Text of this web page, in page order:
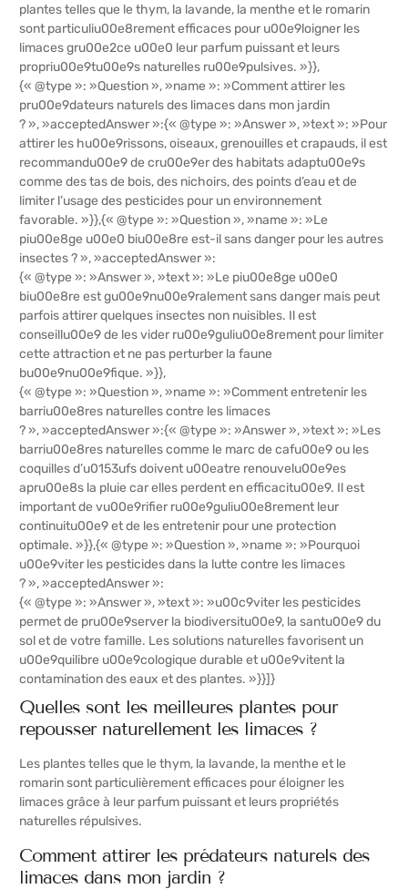
plantes telles que le thym, la lavande, la menthe et le romarin
sont particuliu00e8rement efficaces pour u00e9loigner les
limaces gru00e2ce u00e0 leur parfum puissant et leurs
propriu00e9tu00e9s naturelles ru00e9pulsives. »}},
{« @type »: »Question », »name »: »Comment attirer les
pru00e9dateurs naturels des limaces dans mon jardin
? », »acceptedAnswer »:{« @type »: »Answer », »text »: »Pour
attirer les hu00e9rissons, oiseaux, grenouilles et crapauds, il est
recommandu00e9 de cru00e9er des habitats adaptu00e9s
comme des tas de bois, des nichoirs, des points d’eau et de
limiter l’usage des pesticides pour un environnement
favorable. »}},{« @type »: »Question », »name »: »Le
piu00e8ge u00e0 biu00e8re est-il sans danger pour les autres
insectes ? », »acceptedAnswer »:
{« @type »: »Answer », »text »: »Le piu00e8ge u00e0
biu00e8re est gu00e9nu00e9ralement sans danger mais peut
parfois attirer quelques insectes non nuisibles. Il est
conseillu00e9 de les vider ru00e9guliu00e8rement pour limiter
cette attraction et ne pas perturber la faune
bu00e9nu00e9fique. »}},
{« @type »: »Question », »name »: »Comment entretenir les
barriu00e8res naturelles contre les limaces
? », »acceptedAnswer »:{« @type »: »Answer », »text »: »Les
barriu00e8res naturelles comme le marc de cafu00e9 ou les
coquilles d’u0153ufs doivent u00eatre renouvelu00e9es
apru00e8s la pluie car elles perdent en efficacitu00e9. Il est
important de vu00e9rifier ru00e9guliu00e8rement leur
continuitu00e9 et de les entretenir pour une protection
optimale. »}},{« @type »: »Question », »name »: »Pourquoi
u00e9viter les pesticides dans la lutte contre les limaces
? », »acceptedAnswer »:
{« @type »: »Answer », »text »: »u00c9viter les pesticides
permet de pru00e9server la biodiversitu00e9, la santu00e9 du
sol et de votre famille. Les solutions naturelles favorisent un
u00e9quilibre u00e9cologique durable et u00e9vitent la
contamination des eaux et des plantes. »}}]}
Quelles sont les meilleures plantes pour
repousser naturellement les limaces ?
Les plantes telles que le thym, la lavande, la menthe et le
romarin sont particulièrement efficaces pour éloigner les
limaces grâce à leur parfum puissant et leurs propriétés
naturelles répulsives.
Comment attirer les prédateurs naturels des
limaces dans mon jardin ?